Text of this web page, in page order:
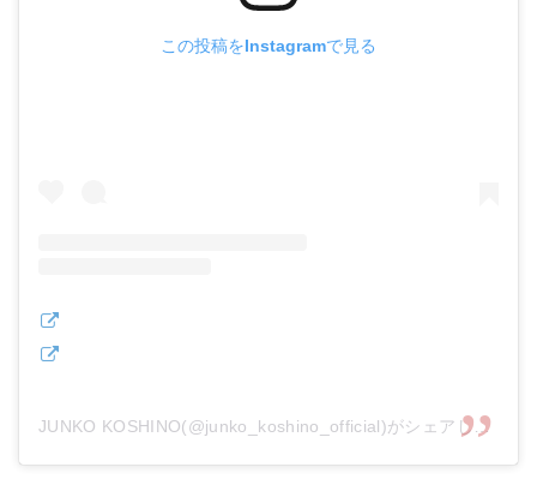
この投稿をInstagramで見る
JUNKO KOSHINO(@junko_koshino_official)がシェアした投稿